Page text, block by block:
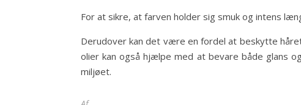
For at sikre, at farven holder sig smuk og intens
Derudover kan det være en fordel at beskytte
olier kan også hjælpe med at bevare både glans
miljøet.